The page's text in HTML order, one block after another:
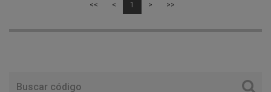
<< < 1 > >>